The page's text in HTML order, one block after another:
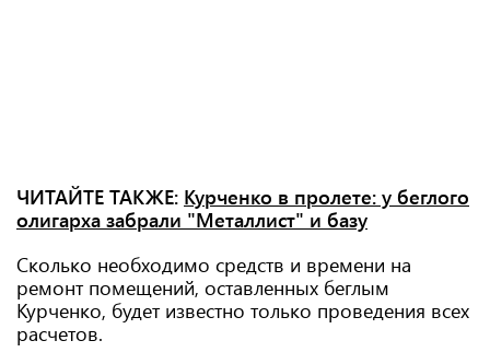
ЧИТАЙТЕ ТАКЖЕ: Курченко в пролете: у беглого
олигарха забрали "Металлист" и базу
Сколько необходимо средств и времени на
ремонт помещений, оставленных беглым
Курченко, будет известно только проведения всех
расчетов.